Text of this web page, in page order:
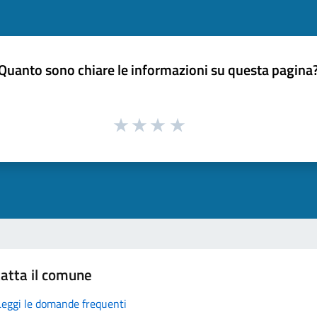
sono chiare le informazioni su questa
il comune
le domande frequenti